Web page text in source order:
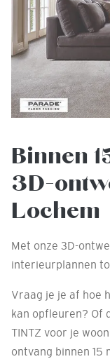
Binnen
3D-
Lochem
Met onze 3D-
interieurplannen
Vraag je je af hoe
kan opfleuren? Of
TINTZ voor je
ontvang binnen 15